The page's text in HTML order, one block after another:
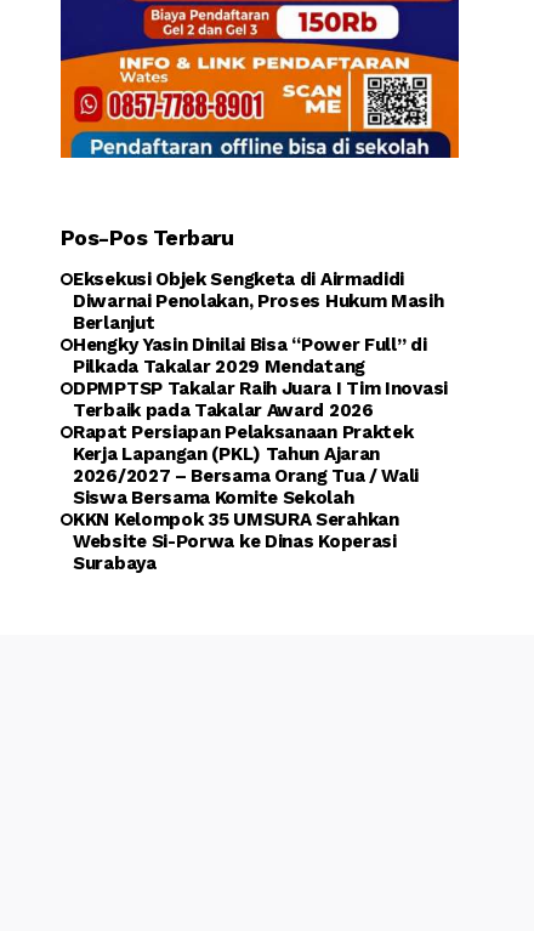
Pos-Pos Terbaru
Eksekusi Objek Sengketa di Airmadidi
Diwarnai Penolakan, Proses Hukum Masih
Berlanjut
Hengky Yasin Dinilai Bisa “Power Full” di
Pilkada Takalar 2029 Mendatang
DPMPTSP Takalar Raih Juara I Tim Inovasi
Terbaik pada Takalar Award 2026
Rapat Persiapan Pelaksanaan Praktek
Kerja Lapangan (PKL) Tahun Ajaran
2026/2027 – Bersama Orang Tua / Wali
Siswa Bersama Komite Sekolah
KKN Kelompok 35 UMSURA Serahkan
Website Si-Porwa ke Dinas Koperasi
Surabaya